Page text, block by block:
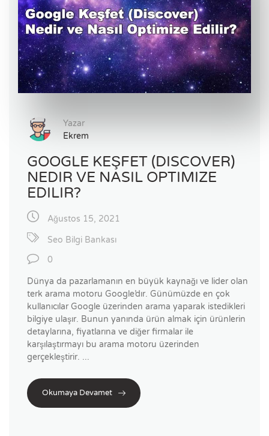
Yazar
Ekrem
GOOGLE KEŞFET (DISCOVER)
NEDIR VE NASIL OPTIMIZE
EDILIR?
Ağustos 15, 2021
Seo Bilgi Bankası
0
Dünya da pazarlamanın en büyük kaynağı ve lider olan
terk arama motoru Google’dır. Günümüzde en çok
kullanıcılar Google üzerinden arama yaparak istedikleri
bilgiye ulaşır. Bunun yanında ürün almak için ürünlerin
detaylarına, fiyatlarına ve diğer firmalar ile
karşılaştırmayı bu arama motoru üzerinden
gerçekleştirir. ...
Okumaya Devamet